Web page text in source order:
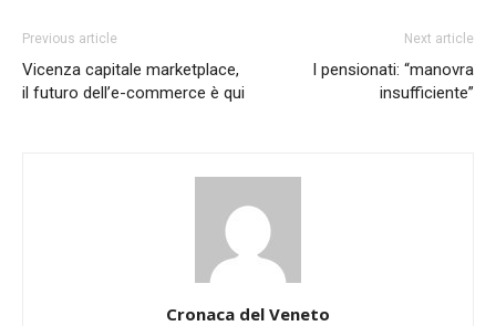
Previous article
Vicenza capitale marketplace,
il futuro dell’e-commerce è qui
Next article
I pensionati: “manovra
insufficiente”
Cronaca del Veneto